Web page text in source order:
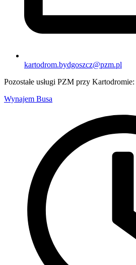
kartodrom.bydgoszcz@pzm.pl
Pozostałe usługi PZM przy Kartodromie:
Wynajem Busa